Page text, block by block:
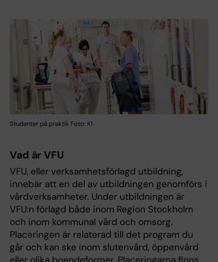
Studenter på praktik Foto: KI
Vad är VFU
VFU, eller verksamhetsförlagd utbildning,
innebär att en del av utbildningen genomförs i
vårdverksamheter. Under utbildningen är
VFU:n förlagd både inom Region Stockholm
och inom kommunal vård och omsorg.
Placeringen är relaterad till det program du
går och kan ske inom slutenvård, öppenvård